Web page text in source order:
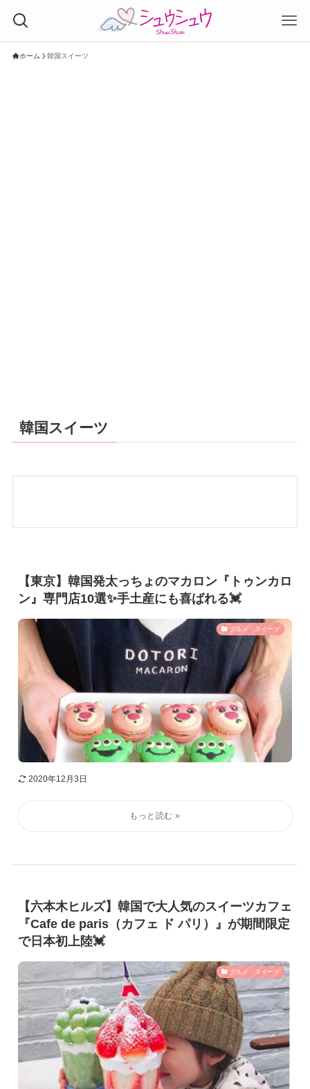
ホーム 韓国スイーツ
韓国スイーツ
【東京】韓国発太っちょのマカロン『トゥンカロ
ン』専門店10選✨手土産にも喜ばれる💓
グルメ・スイーツ
2020年12月3日
【六本木ヒルズ】韓国で大人気のスイーツカフェ
『Cafe de paris（カフェ ド パリ）』が期間限定
で日本初上陸💓
グルメ・スイーツ